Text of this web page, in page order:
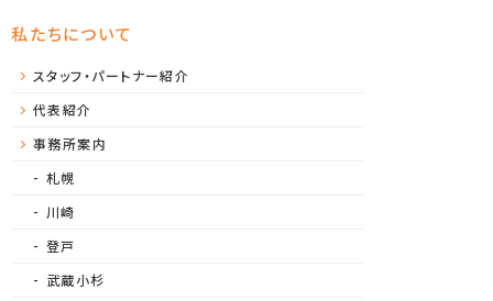
私たちについて
スタッフ・パートナー紹介
代表紹介
事務所案内
札幌
川崎
登戸
武蔵小杉